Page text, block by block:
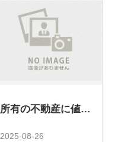
所有の不動産に値段がつかなくても売却するケースはあるのか？？
2025-08-26